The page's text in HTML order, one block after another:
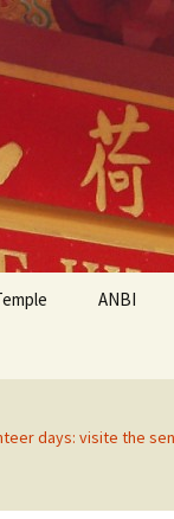
ANBI
days: visite the